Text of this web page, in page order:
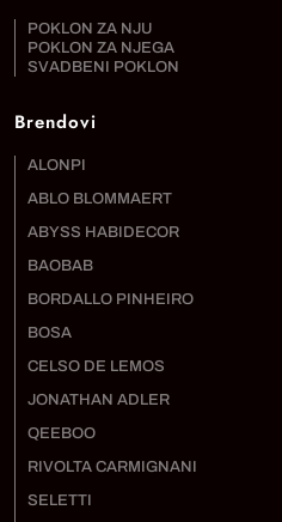
POKLON ZA NJU
POKLON ZA NJEGA
SVADBENI POKLON
Brendovi
ALONPI
ABLO BLOMMAERT
ABYSS HABIDECOR
BAOBAB
BORDALLO PINHEIRO
BOSA
CELSO DE LEMOS
JONATHAN ADLER
QEEBOO
RIVOLTA CARMIGNANI
SELETTI